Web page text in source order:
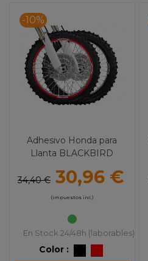
-10%
Adhesivo Honda para
Llanta BLACKBIRD
34,40 € 30,96 €
(impuestos inc.)
En Stock 24/48h (laborables)
Color :